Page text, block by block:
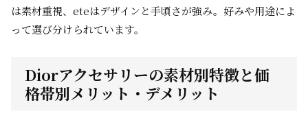
は素材重視、eteはデザインと手頃さが強み。好みや用途によ
って選び分けられています。
Diorアクセサリーの素材別特徴と価
格帯別メリット・デメリット